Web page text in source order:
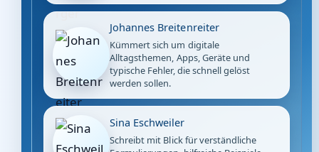
Johannes Breitenreiter
Kümmert sich um digitale
Alltagsthemen, Apps, Geräte und
typische Fehler, die schnell gelöst
werden sollen.
Sina Eschweiler
Schreibt mit Blick für verständliche